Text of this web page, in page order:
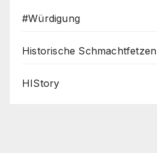
#Würdigung
Historische Schmachtfetzen
HIStory